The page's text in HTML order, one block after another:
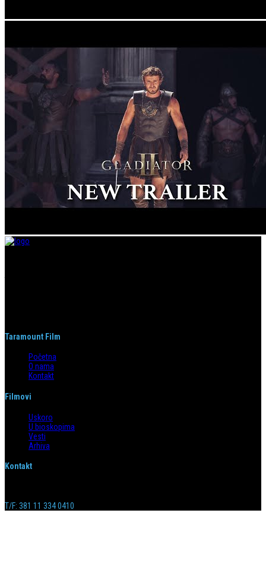
Taramount Film
Početna
O nama
Kontakt
Filmovi
Uskoro
U bioskopima
Vesti
Arhiva
Kontakt
T/F: 381 11 334 0410